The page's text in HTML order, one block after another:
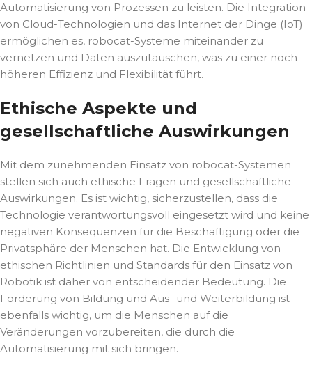
Automatisierung von Prozessen zu leisten. Die Integration
von Cloud-Technologien und das Internet der Dinge (IoT)
ermöglichen es, robocat-Systeme miteinander zu
vernetzen und Daten auszutauschen, was zu einer noch
höheren Effizienz und Flexibilität führt.
Ethische Aspekte und
gesellschaftliche Auswirkungen
Mit dem zunehmenden Einsatz von robocat-Systemen
stellen sich auch ethische Fragen und gesellschaftliche
Auswirkungen. Es ist wichtig, sicherzustellen, dass die
Technologie verantwortungsvoll eingesetzt wird und keine
negativen Konsequenzen für die Beschäftigung oder die
Privatsphäre der Menschen hat. Die Entwicklung von
ethischen Richtlinien und Standards für den Einsatz von
Robotik ist daher von entscheidender Bedeutung. Die
Förderung von Bildung und Aus- und Weiterbildung ist
ebenfalls wichtig, um die Menschen auf die
Veränderungen vorzubereiten, die durch die
Automatisierung mit sich bringen.